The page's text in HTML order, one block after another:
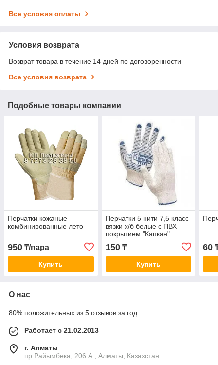
Все условия оплаты
Условия возврата
Возврат товара в течение 14 дней по договоренности
Все условия возврата
Подобные товары компании
Перчатки кожаные
комбинированные лето
950 ₸/пара
Купить
Перчатки 5 нити 7,5 класс
вязки х/б белые с ПВХ
покрытием "Капкан"
150₸
Купить
60
О нас
80% положительных из 5 отзывов за год
Работает с 21.02.2013
г. Алматы
пр.Райымбека, 206 А , Алматы, Казахстан